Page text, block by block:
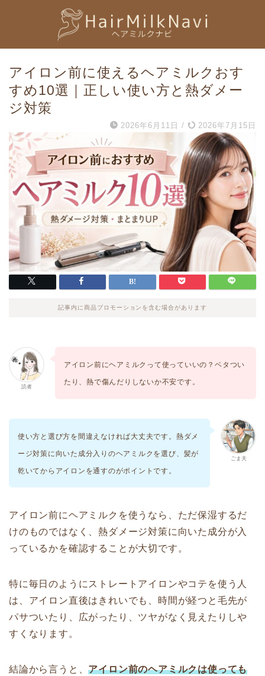
アイロン前に使えるヘアミルクおす
すめ10選｜正しい使い方と熱ダメー
ジ対策
2026年6月11日 / 2026年7月15日
記事内に商品プロモーションを含む場合があります
読者
アイロン前にヘアミルクって使っていいの？ベタつい
たり、熱で傷んだりしないか不安です。
ごま夫
使い方と選び方を間違えなければ大丈夫です。熱ダメ
ージ対策に向いた成分入りのヘアミルクを選び、髪が
乾いてからアイロンを通すのがポイントです。
アイロン前にヘアミルクを使うなら、ただ保湿するだ
けのものではなく、熱ダメージ対策に向いた成分が入
っているかを確認することが大切です。
特に毎日のようにストレートアイロンやコテを使う人
は、アイロン直後はきれいでも、時間が経つと毛先が
パサついたり、広がったり、ツヤがなく見えたりしや
すくなります。
結論から言うと、アイロン前のヘアミルクは使っても